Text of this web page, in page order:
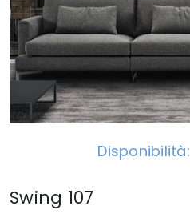
Disponibilità:
Swing 107